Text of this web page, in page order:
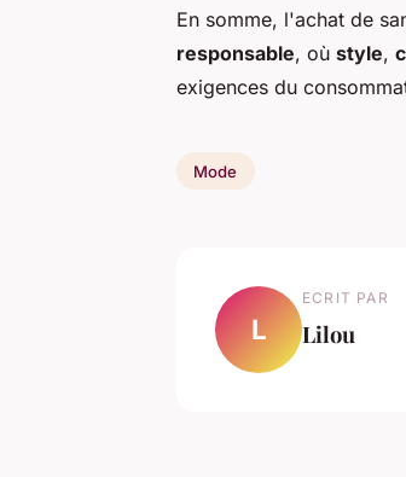
En somme, l'achat de
responsable, où style,
exigences du
Mode
L
ECRIT PAR
Lilou